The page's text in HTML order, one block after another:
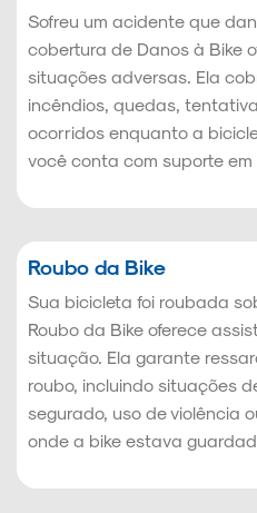
Sofreu um acidente que
cobertura de Danos à Bike
situações adversas. Ela
incêndios, quedas,
ocorridos enquanto a
você conta com suporte
Roubo da Bike
Sua bicicleta foi roubada
Roubo da Bike oferece
situação. Ela garante
roubo, incluindo situações
segurado, uso de violência
onde a bike estava